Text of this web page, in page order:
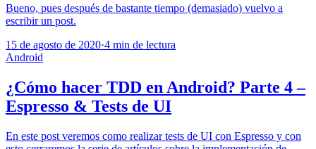
Bueno, pues después de bastante tiempo (demasiado) vuelvo a
escribir un post.
15 de agosto de 2020·4 min de lectura
Android
¿Cómo hacer TDD en Android? Parte 4 –
Espresso & Tests de UI
En este post veremos como realizar tests de UI con Espresso y con